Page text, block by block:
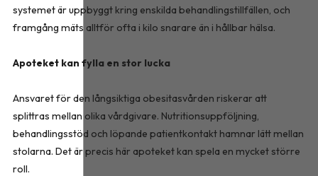
systemet är uppbyggt kring enskilda behandlingstillfällen, och
framgång mäts alltför ofta i kilo snarare än i hållbar hälsa.
Apoteket kan fylla en stor lucka
Ansvaret för den långsiktiga obesitasvården riskerar att
splittras mellan olika vårdgivare. Nutritionsuppföljning,
behandlingsstöd och löpande patientkontakt hamnar lätt mellan
stolarna. Det är precis här apoteket kan spela en mycket större
roll.